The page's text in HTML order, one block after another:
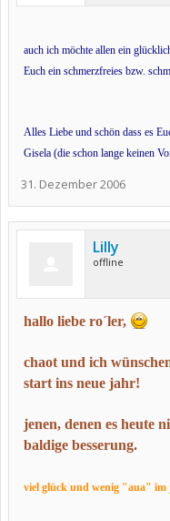
auch ich möchte allen ein
Euch ein schmerzfreies bzw.
Alles Liebe und schön dass es
Gisela (die schon lange keinen
31. Dezember 2006
Lilly
offline
hallo liebe ro´ler,
chaot und ich
start ins neue jahr!
jenen, denen es heute
baldige besserung.
viel glück und wenig "aua"